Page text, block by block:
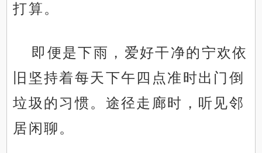
打算。
即便是下雨，爱好干净的宁欢依
旧坚持着每天下午四点准时出门倒
垃圾的习惯。途径走廊时，听见邻
居闲聊。